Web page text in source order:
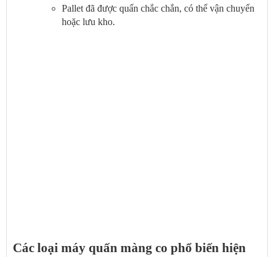
Pallet đã được quấn chắc chắn, có thể vận chuyển
hoặc lưu kho.
Các loại máy quấn màng co phổ biến hiện